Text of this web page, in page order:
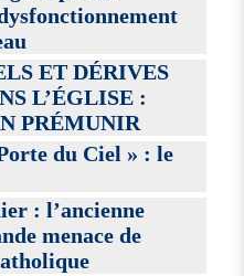
ET DÉRIVES
L’ÉGLISE :
PRÉMUNIR
du Ciel » : le
: l’ancienne
menace de